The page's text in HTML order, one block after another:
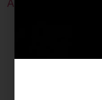
Aggiungi al carrello